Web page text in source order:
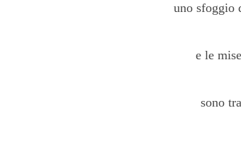
uno sfoggio
e le
sono